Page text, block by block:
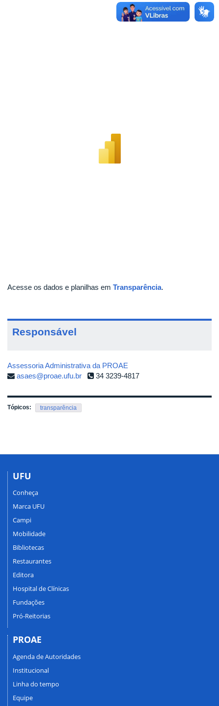
Acesse os dados e planilhas em Transparência.
Responsável
Assessoria Administrativa da PROAE
asaes@proae.ufu.br
34 3239-4817
Tópicos: transparência
UFU
Conheça
Marca UFU
Campi
Mobilidade
Bibliotecas
Restaurantes
Editora
Hospital de Clínicas
Fundações
Pró-Reitorias
PROAE
Agenda de Autoridades
Institucional
Linha do tempo
Equipe